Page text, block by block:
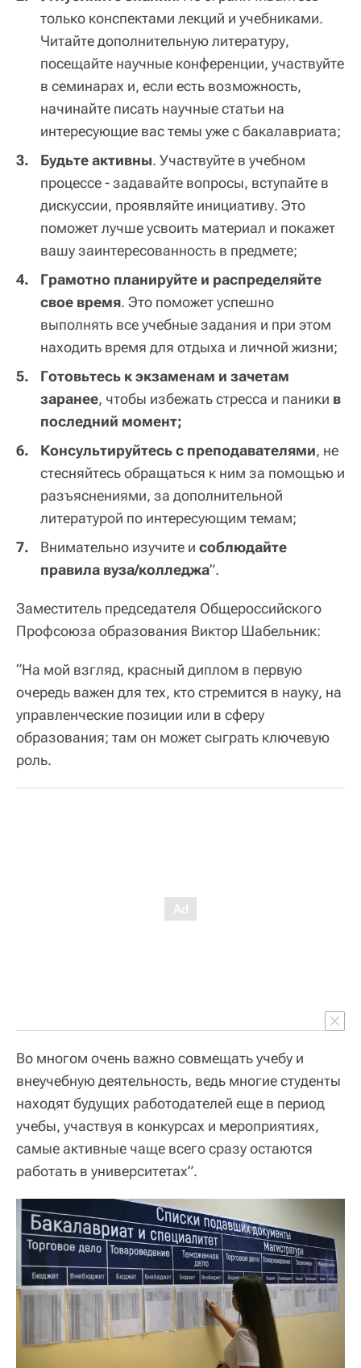
только конспектами лекций и учебниками.
Читайте дополнительную литературу,
посещайте научные конференции, участвуйте
в семинарах и, если есть возможность,
начинайте писать научные статьи на
интересующие вас темы уже с бакалавриата;
Будьте активны. Участвуйте в учебном
процессе - задавайте вопросы, вступайте в
дискуссии, проявляйте инициативу. Это
поможет лучше усвоить материал и покажет
вашу заинтересованность в предмете;
Грамотно планируйте и распределяйте
свое время. Это поможет успешно
выполнять все учебные задания и при этом
находить время для отдыха и личной жизни;
Готовьтесь к экзаменам и зачетам
заранее, чтобы избежать стресса и паники в
последний момент;
Консультируйтесь с преподавателями, не
стесняйтесь обращаться к ним за помощью и
разъяснениями, за дополнительной
литературой по интересующим темам;
Внимательно изучите и соблюдайте
правила вуза/колледжа”.
Заместитель председателя Общероссийского
Профсоюза образования Виктор Шабельник:
“На мой взгляд, красный диплом в первую
очередь важен для тех, кто стремится в науку, на
управленческие позиции или в сферу
образования; там он может сыграть ключевую
роль.
Во многом очень важно совмещать учебу и
внеучебную деятельность, ведь многие студенты
находят будущих работодателей еще в период
учебы, участвуя в конкурсах и мероприятиях,
самые активные чаще всего сразу остаются
работать в университетах”.